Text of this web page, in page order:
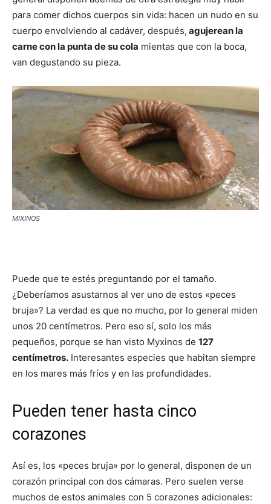
para comer dichos cuerpos sin vida: hacen un nudo en su
cuerpo envolviendo al cadáver, después, agujerean la
carne con la punta de su cola mientas que con la boca,
van degustando su pieza.
MIXINOS
Puede que te estés preguntando por el tamaño.
¿Deberíamos asustarnos al ver uno de estos «peces
bruja»? La verdad es que no mucho, por lo general miden
unos 20 centímetros. Pero eso sí, solo los más
pequeños, porque se han visto Myxinos de 127
centímetros. Interesantes especies que habitan siempre
en los mares más fríos y en las profundidades.
Pueden tener hasta cinco
corazones
Así es, los «peces bruja» por lo general, disponen de un
corazón principal con dos cámaras. Pero suelen verse
muchos de estos animales con 5 corazones adicionales: